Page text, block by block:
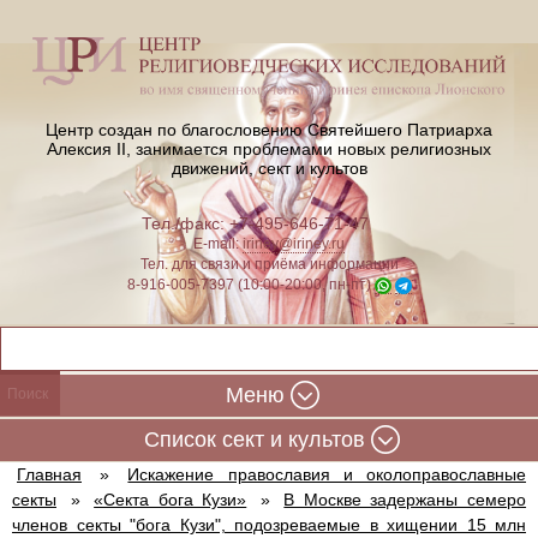
Центр создан по благословению Святейшего Патриарха
Алексия II, занимается проблемами новых религиозных
движений, сект и культов
Тел./факс: +7-495-646-71-47
E-mail:iriney@iriney.ru
Тел. для связи и приёма информации
8-916-005-7397 (10:00-20:00, пн-пт)
Меню
Cписок сект и культов
Главная »
Искажение православия и околоправославные
секты
» «Секта бога Кузи» »
В Москве задержаны семеро
членов секты "бога Кузи", подозреваемые в хищении 15 млн